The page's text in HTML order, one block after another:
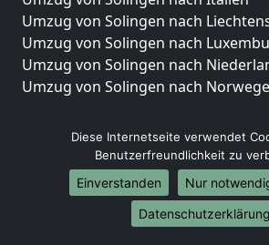
Umzug von Solingen nach
Umzug von Solingen nach
Umzug von Solingen nach
Umzug von Solingen nach
Umzug von Solingen nach Berlin
Umzug von Solingen nach
Umzug von Solingen nach
Umzug von Solingen nach Köln
Diese Internetseite verwendet
Benutzerfreundlichkeit zu
Einverstanden
Nur
Datenschutzerklärung